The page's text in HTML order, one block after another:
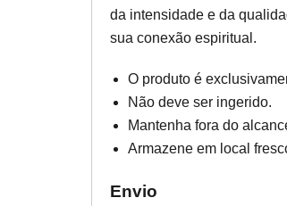
da intensidade e da
sua conexão espiritual.
O produto é
Não deve ser ingerido.
Mantenha fora do
Armazene em local
Envio